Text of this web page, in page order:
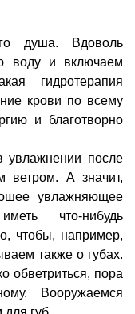
душа. Вдоволь
воду и включаем
гидротерапия
крови по всему
и благотворно
увлажнении после
А значит,
увлажняющее
что-нибудь
чтобы, например,
также о губах.
обветриться, пора
Вооружаемся